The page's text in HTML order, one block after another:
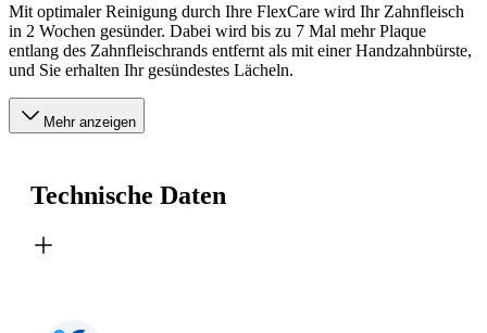
Mit optimaler Reinigung durch Ihre FlexCare wird Ihr Zahnfleisch
in 2 Wochen gesünder. Dabei wird bis zu 7 Mal mehr Plaque
entlang des Zahnfleischrands entfernt als mit einer Handzahnbürste,
und Sie erhalten Ihr gesündestes Lächeln.
Mehr anzeigen
Technische Daten